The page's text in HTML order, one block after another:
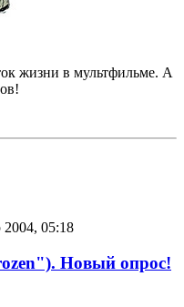
жизни в мультфильме. А
05:18
Новый опрос!